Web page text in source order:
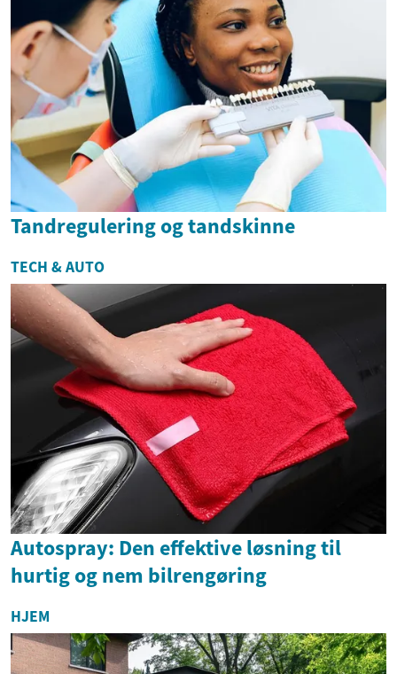
Tandregulering og tandskinne
TECH & AUTO
Autospray: Den effektive løsning til
hurtig og nem bilrengøring
HJEM